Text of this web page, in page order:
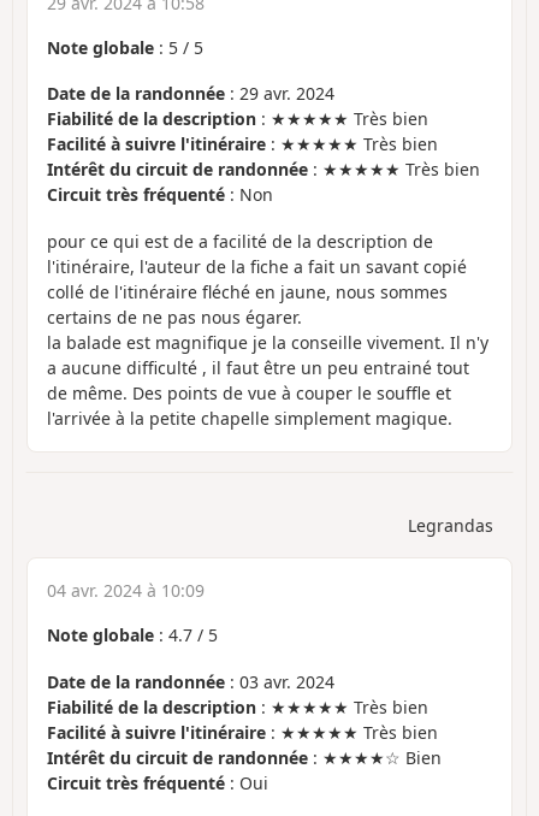
Note globale : 5 / 5
Date de la randonnée : 29 avr. 2024
Fiabilité de la description : ★★★★★ Très bien
Facilité à suivre l'itinéraire : ★★★★★ Très bien
Intérêt du circuit de randonnée : ★★★★★ Très bien
Circuit très fréquenté : Non
pour ce qui est de a facilité de la description de
l'itinéraire, l'auteur de la fiche a fait un savant copié
collé de l'itinéraire fléché en jaune, nous sommes
certains de ne pas nous égarer.
la balade est magnifique je la conseille vivement. Il n'y
a aucune difficulté , il faut être un peu entrainé tout
de même. Des points de vue à couper le souffle et
l'arrivée à la petite chapelle simplement magique.
Legrandas
04 avr. 2024 à 10:09
Note globale : 4.7 / 5
Date de la randonnée : 03 avr. 2024
Fiabilité de la description : ★★★★★ Très bien
Facilité à suivre l'itinéraire : ★★★★★ Très bien
Intérêt du circuit de randonnée : ★★★★☆ Bien
Circuit très fréquenté : Oui